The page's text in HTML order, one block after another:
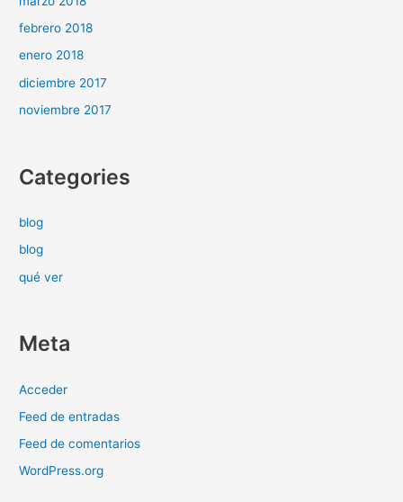
febrero 2018
enero 2018
diciembre 2017
noviembre 2017
Categories
blog
blog
qué ver
Meta
Acceder
Feed de entradas
Feed de comentarios
WordPress.org